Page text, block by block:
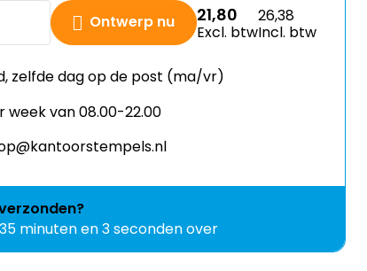
Ontwerp nu 21,80
Excl. btw
26,38
Incl. btw
zelfde dag op de post (ma/vr)
week van 08.00-22.00
35 minuten en 2 seconden over